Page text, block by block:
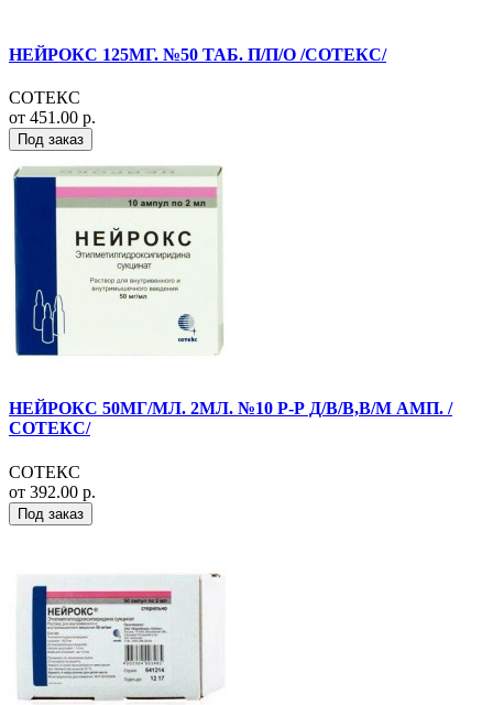
НЕЙРОКС 125МГ. №50 ТАБ. П/П/О /СОТЕКС/
СОТЕКС
от 451.00 р.
Под заказ
НЕЙРОКС 50МГ/МЛ. 2МЛ. №10 Р-Р Д/В/В,В/М АМП. /
СОТЕКС/
СОТЕКС
от 392.00 р.
Под заказ